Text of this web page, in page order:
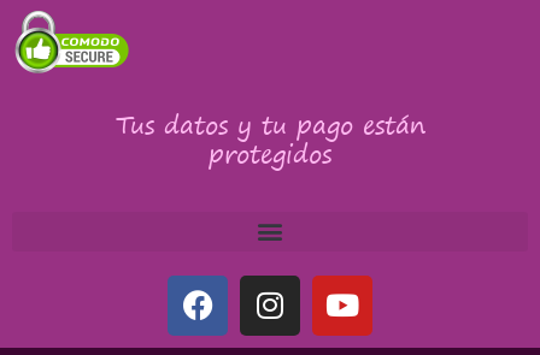
Tus datos y tu pago están
protegidos